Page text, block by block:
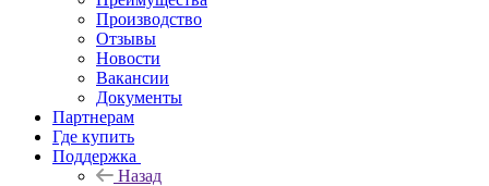
Производство
Отзывы
Новости
Вакансии
Документы
Партнерам
Где купить
Поддержка
Назад